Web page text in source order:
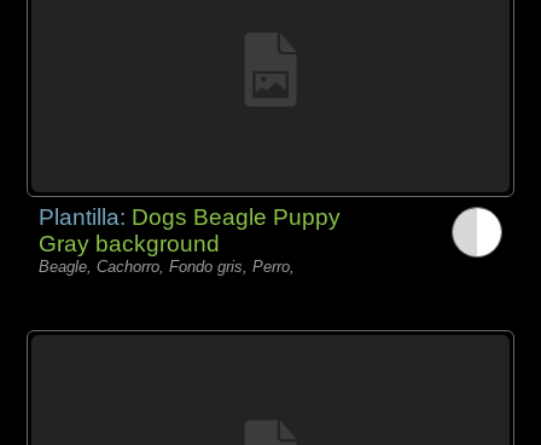
Plantilla: Dogs Beagle Puppy
Gray background
Beagle, Cachorro, Fondo gris, Perro,